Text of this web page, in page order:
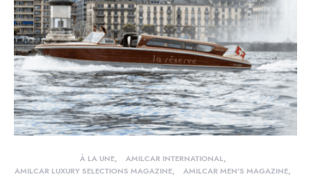
À LA UNE
AMILCAR INTERNATIONAL
AMILCAR LUXURY SELECTIONS MAGAZINE
AMILCAR MEN'S MAGAZINE